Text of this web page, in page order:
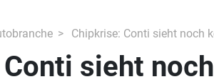
Chipkrise: Conti sieht noch
sieht